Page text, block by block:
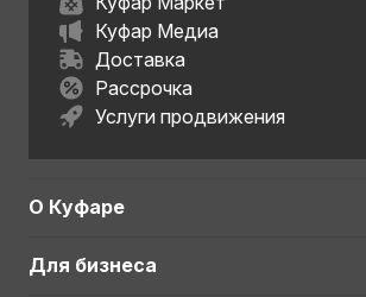
Куфар Медиа
Доставка
Рассрочка
Услуги продвижения
О Куфаре
Для бизнеса